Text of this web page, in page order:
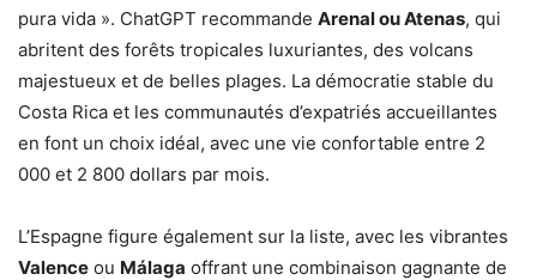
pura vida ». ChatGPT recommande Arenal ou Atenas, qui
abritent des forêts tropicales luxuriantes, des volcans
majestueux et de belles plages. La démocratie stable du
Costa Rica et les communautés d’expatriés accueillantes
en font un choix idéal, avec une vie confortable entre 2
000 et 2 800 dollars par mois.
L’Espagne figure également sur la liste, avec les vibrantes
Valence ou Málaga offrant une combinaison gagnante de